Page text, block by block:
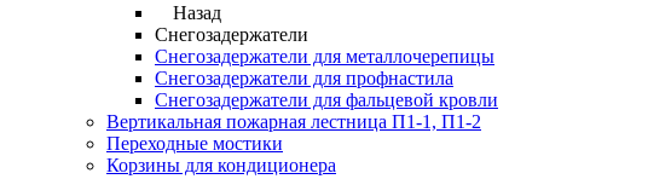
Назад
Снегозадержатели
Снегозадержатели для металлочерепицы
Снегозадержатели для профнастила
Снегозадержатели для фальцевой кровли
Вертикальная пожарная лестница П1-1, П1-2
Переходные мостики
Корзины для кондиционера